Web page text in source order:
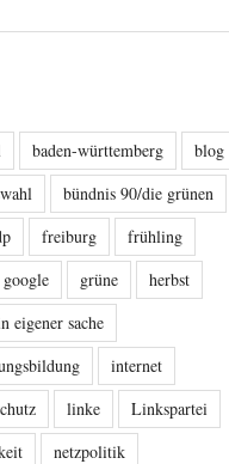
baden-württemberg
blog
bündnis 90/die grünen
freiburg
frühling
google grüne
herbst
eigener sache
internet
linke
Linkspartei
netzpolitik